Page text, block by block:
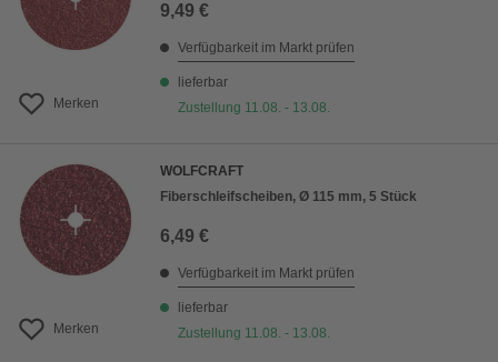
Merken
9,49 €
Verfügbarkeit im Markt prüfen
lieferbar
Zustellung 11.08. - 13.08.
Merken
WOLFCRAFT
Fiberschleifscheiben, Ø 115 mm, 5 Stück
6,49 €
Verfügbarkeit im Markt prüfen
lieferbar
Zustellung 11.08. - 13.08.